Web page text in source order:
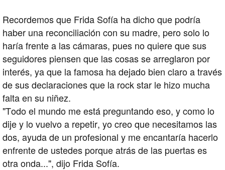
Recordemos que Frida Sofía ha dicho que podría
haber una reconciliación con su madre, pero solo lo
haría frente a las cámaras, pues no quiere que sus
seguidores piensen que las cosas se arreglaron por
interés, ya que la famosa ha dejado bien claro a través
de sus declaraciones que la rock star le hizo mucha
falta en su niñez.
"Todo el mundo me está preguntando eso, y como lo
dije y lo vuelvo a repetir, yo creo que necesitamos las
dos, ayuda de un profesional y me encantaría hacerlo
enfrente de ustedes porque atrás de las puertas es
otra onda...", dijo Frida Sofía.